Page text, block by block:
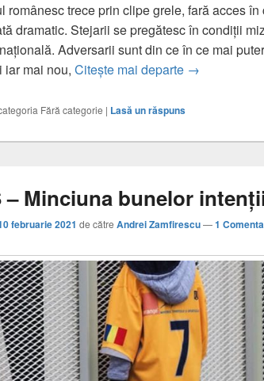
românesc trece prin clipe grele, fară acces
dramatic. Stejarii se pregătesc în condiții
Adversarii sunt din ce în ce mai
iar mai nou, Citește mai departe Stejarii sunt
→
Fără categorie | Lasă un răspuns
– Minciuna bunelor
februarie 2021 de către Andrei Zamfirescu—1